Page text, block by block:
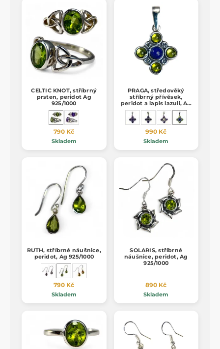
CELTIC KNOT, stříbrný
prsten, peridot Ag
925/1000
790 Kč
Skladem
PRAGA, středověký
stříbrný přívěsek,
peridot a lapis lazuli, Ag
925/1000
990 Kč
Skladem
RUTH, stříbrné náušnice,
peridot, Ag 925/1000
790 Kč
Skladem
SOLARIS, stříbrné
náušnice, peridot, Ag
925/1000
890 Kč
Skladem